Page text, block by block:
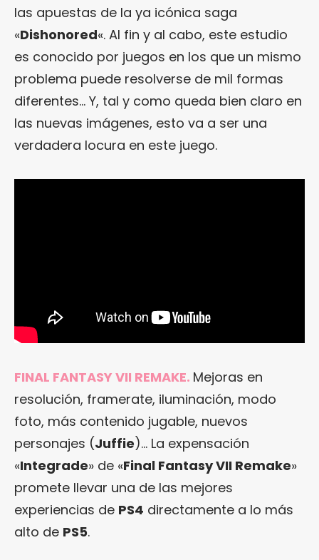
las apuestas de la ya icónica saga
«Dishonored«. Al fin y al cabo, este estudio
es conocido por juegos en los que un mismo
problema puede resolverse de mil formas
diferentes… Y, tal y como queda bien claro en
las nuevas imágenes, esto va a ser una
verdadera locura en este juego.
FINAL FANTASY VII REMAKE. Mejoras en
resolución, framerate, iluminación, modo
foto, más contenido jugable, nuevos
personajes (Juffie)… La expensación
«Integrade» de «Final Fantasy VII Remake»
promete llevar una de las mejores
experiencias de PS4 directamente a lo más
alto de PS5.